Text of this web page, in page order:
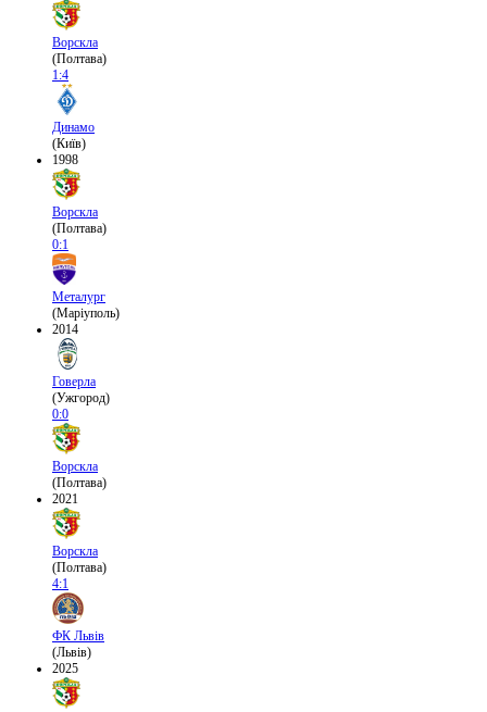
Ворскла
(Полтава)
1:4
Динамо
(Київ)
1998
Ворскла
(Полтава)
0:1
Металург
(Маріуполь)
2014
Говерла
(Ужгород)
0:0
Ворскла
(Полтава)
2021
Ворскла
(Полтава)
4:1
ФК Львів
(Львів)
2025